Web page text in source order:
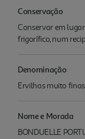
Conservação
Conservar em
frigorífico, num
Denominação
Ervilhas muito
Nome e Morada
BONDUELLE